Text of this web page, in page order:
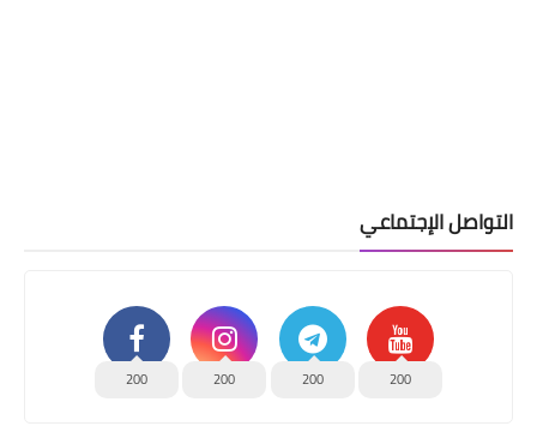
التواصل الإجتماعي
200
200
200
200